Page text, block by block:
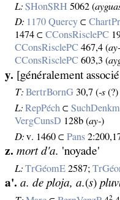
L: SHonSRH 5062 (
D: 1170 Quercy ⊂
1474 ⊂CConsRisclePC
CConsRisclePC 467,4 (
CConsRisclePC 603,3 (
y. [généralement
T: BertrBornG 30,7 (‑s
L: RepPéch ⊂SuchDenkm
VergCunsD 128b (ay‑)
D: v. 1460 ⊂Pans
z. mort d'a. 'noyade'
L: TrGéomE 2587;
a'. a. de ploja, a.(s)
2